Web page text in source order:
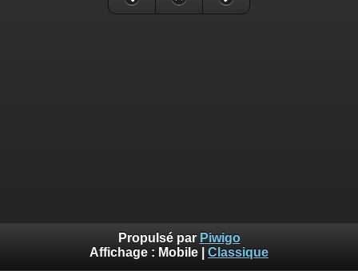
Propulsé par Piwigo
Affichage : Mobile Classique